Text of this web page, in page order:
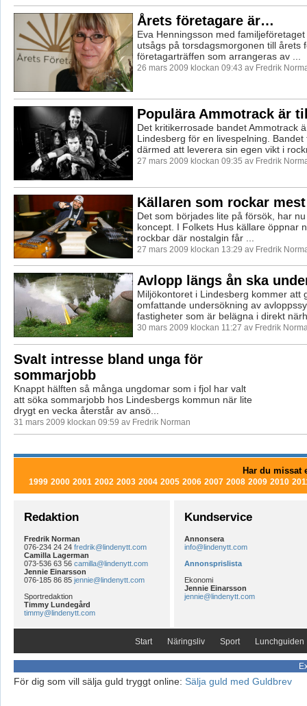
Årets företagare är…
Eva Henningsson med
utsågs på torsdagsmorgonen till årets
företagarträffen som arrangeras av ...
26 mars 2009 klockan 09:43 av Fredrik
Populära Ammotrack är
Det kritikerrosade bandet Ammotrack
Lindesberg för en livespelning. Bandet
därmed att leverera sin egen vikt i
27 mars 2009 klockan 09:35 av Fredrik
Källaren som rockar mest
Det som börjades lite på försök, har
koncept. I Folkets Hus källare öppnar
rockbar där nostalgin får ...
27 mars 2009 klockan 13:29 av Fredrik
Avlopp längs ån ska
Miljökontoret i Lindesberg kommer att
omfattande undersökning av
fastigheter som är belägna i direkt
30 mars 2009 klockan 11:27 av Fredrik
Svalt intresse bland unga för
sommarjobb
Knappt hälften så många ungdomar som i fjol har valt
att söka sommarjobb hos Lindesbergs kommun när lite
drygt en vecka återstår av ansö...
31 mars 2009 klockan 09:59 av Fredrik Norman
Har du missat
1999 2000 2001 2002 2003 2004 2005 2006 2007 2008 2009 2010
Redaktion
Fredrik Norman
076-234 24 24 fredrik@lindenytt.com
Camilla Lagerman
073-536 63 56 camilla@lindenytt.com
Jennie Einarsson
076-185 86 85 jennie@lindenytt.com
Sportredaktion
Timmy Lundegård
timmy@lindenytt.com
Kundservice
Annonsera
info@lindenytt.com
Annonsprislista
Ekonomi
Jennie Einarsson
jennie@lindenytt.com
Start Näringsliv Sport Lunchguiden
För dig som vill sälja guld tryggt online: Sälja guld med Guldbrev